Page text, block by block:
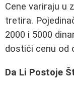
Cene variraju u
tretira.
2000 i 5000
dostići cenu od
Da Li Postoje